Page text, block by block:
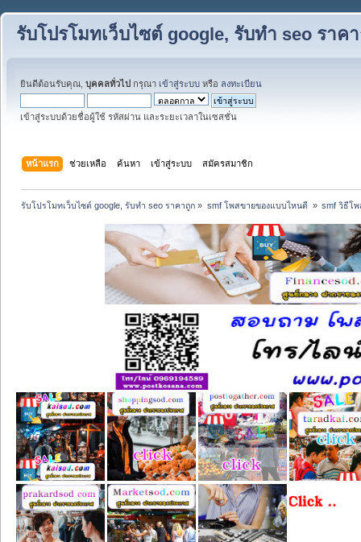
รับโปรโมทเว็บไซต์ google, รับทำ seo ราค
ยินดีต้อนรับคุณ, บุคคลทั่วไป กรุณา เข้าสู่ระบบ หรือ ลงทะเบียน
เข้าสู่ระบบด้วยชื่อผู้ใช้ รหัสผ่าน และระยะเวลาในเซสชั่น
หน้าแรก ช่วยเหลือ ค้นหา เข้าสู่ระบบ สมัครสมาชิก
รับโปรโมทเว็บไซต์ google, รับทำ seo ราคาถูก » smf โพสขายของแบบไหนดี » smf วิธีโ